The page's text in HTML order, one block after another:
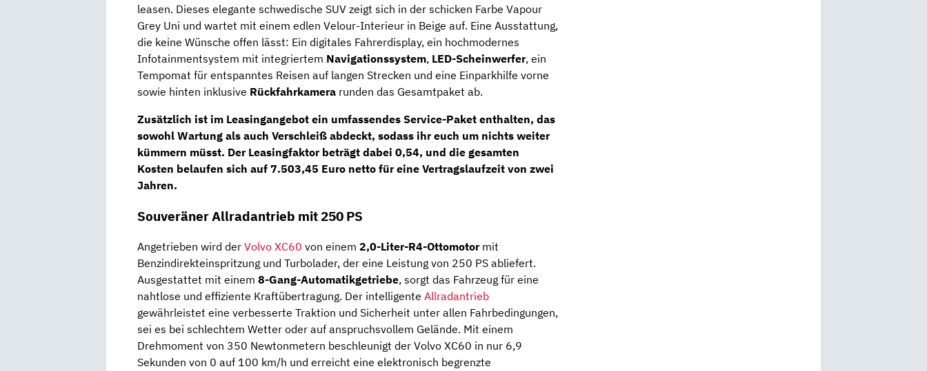
leasen. Dieses elegante schwedische SUV zeigt sich in der schicken Farbe Vapour
Grey Uni und wartet mit einem edlen Velour-Interieur in Beige auf. Eine Ausstattung,
die keine Wünsche offen lässt: Ein digitales Fahrerdisplay, ein hochmodernes
Infotainmentsystem mit integriertem Navigationssystem, LED-Scheinwerfer, ein
Tempomat für entspanntes Reisen auf langen Strecken und eine Einparkhilfe vorne
sowie hinten inklusive Rückfahrkamera runden das Gesamtpaket ab.
Zusätzlich ist im Leasingangebot ein umfassendes Service-Paket enthalten, das
sowohl Wartung als auch Verschleiß abdeckt, sodass ihr euch um nichts weiter
kümmern müsst. Der Leasingfaktor beträgt dabei 0,54, und die gesamten
Kosten belaufen sich auf 7.503,45 Euro netto für eine Vertragslaufzeit von zwei
Jahren.
Souveräner Allradantrieb mit 250 PS
Angetrieben wird der Volvo XC60 von einem 2,0-Liter-R4-Ottomotormit
Benzindirekteinspritzung und Turbolader, der eine Leistung von 250 PS abliefert.
Ausgestattet mit einem 8-Gang-Automatikgetriebe, sorgt das Fahrzeug für eine
nahtlose und effiziente Kraftübertragung. Der intelligente Allradantrieb
gewährleistet eine verbesserte Traktion und Sicherheit unter allen Fahrbedingungen,
sei es bei schlechtem Wetter oder auf anspruchsvollem Gelände. Mit einem
Drehmoment von 350 Newtonmetern beschleunigt der Volvo XC60 in nur 6,9
Sekunden von 0 auf 100 km/h und erreicht eine elektronisch begrenzte